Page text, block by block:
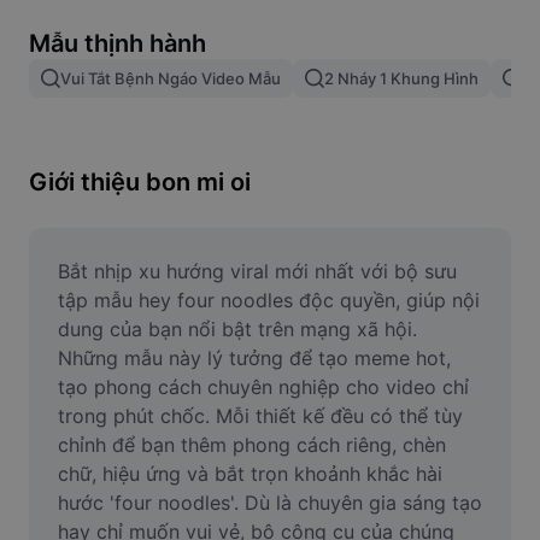
Gộp hình ảnh
Điều chỉnh kích thước hình ảnh
Công cụ tạo meme
AI Text Remover
AI People Remover
AI Inpainting
Face Cutout
Mẫu thịnh hành
Vui Tắt Bệnh Ngáo Video Mẫu 2 Nháy 1 Khung Hình
Giới thiệu bon mi oi
Bắt nhịp xu hướng viral mới nhất với bộ sưu
tập mẫu hey four noodles độc quyền, giúp nội
dung của bạn nổi bật trên mạng xã hội.
Những mẫu này lý tưởng để tạo meme hot,
tạo phong cách chuyên nghiệp cho video chỉ
trong phút chốc. Mỗi thiết kế đều có thể tùy
chỉnh để bạn thêm phong cách riêng, chèn
chữ, hiệu ứng và bắt trọn khoảnh khắc hài
hước 'four noodles'. Dù là chuyên gia sáng tạo
hay chỉ muốn vui vẻ, bộ công cụ của chúng